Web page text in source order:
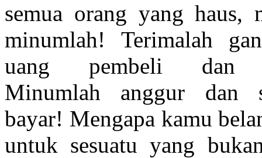
semua orang yang haus,
minumlah! Terimalah
uang pembeli dan
Minumlah anggur dan
bayar! Mengapa kamu
untuk sesuatu yang